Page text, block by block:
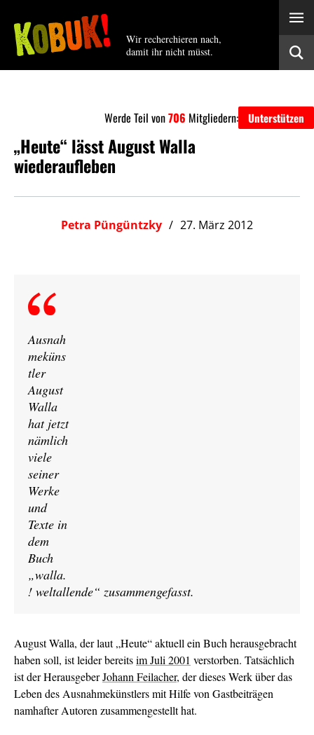
Wir recherchieren nach,
damit ihr nicht müsst.
Werde Teil von706 Mitgliedern: Unterstützen
„Heute“ lässt August Walla
wiederaufleben
Petra Püngüntzky 27. März 2012
Ausnah
meküns
tler
August
Walla
hat jetzt
nämlich
viele
seiner
Werke
und
Texte in
dem
Buch
„walla.
! weltallende“ zusammengefasst.
August Walla, der laut „Heute“ aktuell ein Buch herausgebracht
haben soll, ist leider bereitsim Juli 2001 verstorben. Tatsächlich
ist der HerausgeberJohann Feilacher, der dieses Werk über das
Leben des Ausnahmekünstlers mit Hilfe von Gastbeiträgen
namhafter Autoren zusammengestellt hat.